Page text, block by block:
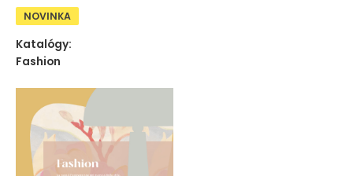
NOVINKA
Katalógy:
Fashion